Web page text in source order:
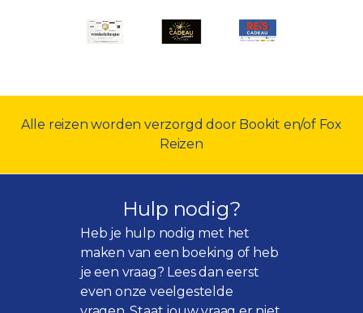
Alle reizen worden verzorgd door Bookit en/of Fox
Reizen
Hulp nodig?
Heb je hulp nodig met het
maken van een boeking of heb
je een vraag? Lees dan eerst
even onzeveelgestelde